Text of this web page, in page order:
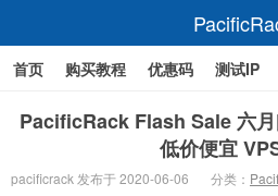
首页 购买教程 优惠码 测试IP
PacificRack Flash Sale 六
低价便宜
pacificrack 发布于 2020-06-06 分类：